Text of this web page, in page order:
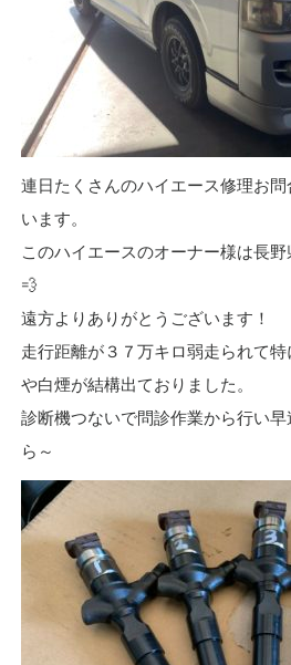
連日たくさんのハイエース修理お
います。
このハイエースのオーナー様は長
💨
遠方よりありがとうございます！
走行距離が３７万キロ弱走られて
や白煙が結構出ておりました。
診断機つないで問診作業から行い
ら～